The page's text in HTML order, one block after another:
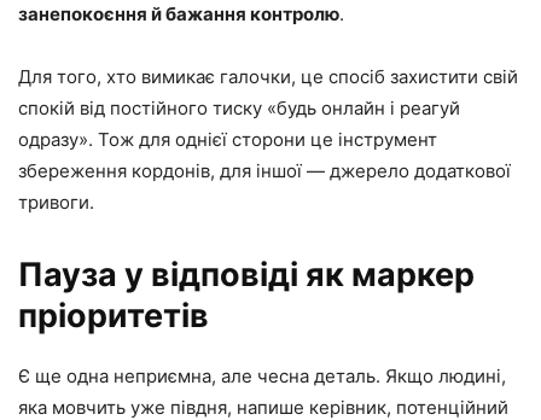
занепокоєння й бажання контролю.
Для того, хто вимикає галочки, це спосіб захистити свій
спокій від постійного тиску «будь онлайн і реагуй
одразу». Тож для однієї сторони це інструмент
збереження кордонів, для іншої — джерело додаткової
тривоги.
Пауза у відповіді як маркер
пріоритетів
Є ще одна неприємна, але чесна деталь. Якщо людині,
яка мовчить уже півдня, напише керівник, потенційний